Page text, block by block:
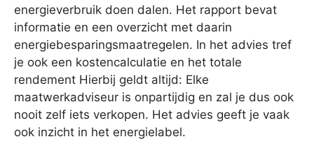
energieverbruik doen dalen. Het rapport bevat
informatie en een overzicht met daarin
energiebesparingsmaatregelen. In het advies tref
je ook een kostencalculatie en het totale
rendement Hierbij geldt altijd: Elke
maatwerkadviseur is onpartijdig en zal je dus ook
nooit zelf iets verkopen. Het advies geeft je vaak
ook inzicht in het energielabel.